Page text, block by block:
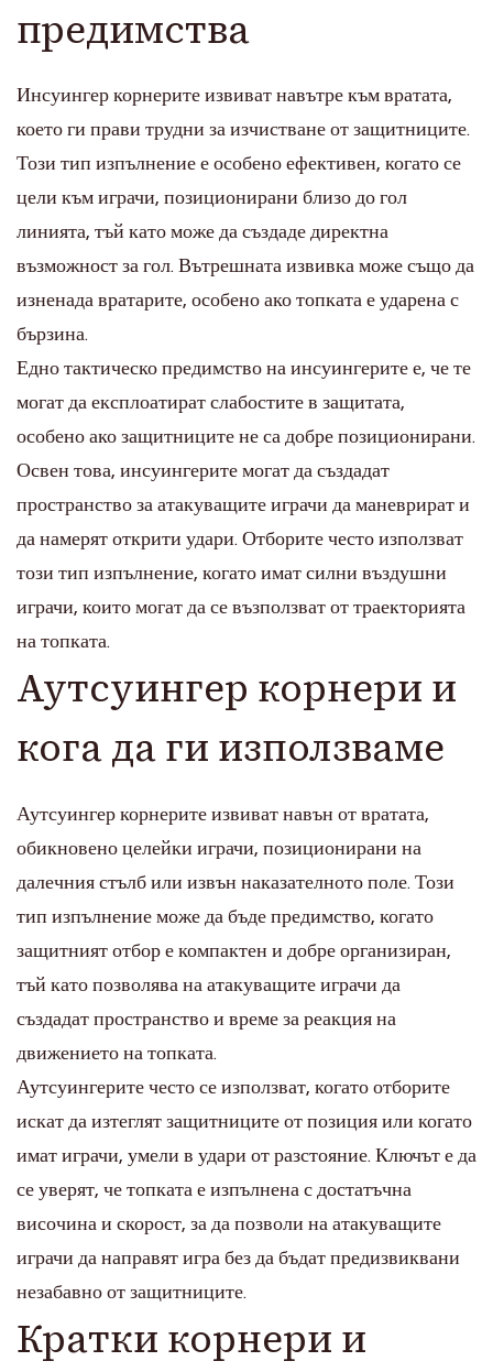
предимства
Инсуингер корнерите извиват навътре към вратата,
което ги прави трудни за изчистване от защитниците.
Този тип изпълнение е особено ефективен, когато се
цели към играчи, позиционирани близо до гол
линията, тъй като може да създаде директна
възможност за гол. Вътрешната извивка може също да
изненада вратарите, особено ако топката е ударена с
бързина.
Едно тактическо предимство на инсуингерите е, че те
могат да експлоатират слабостите в защитата,
особено ако защитниците не са добре позиционирани.
Освен това, инсуингерите могат да създадат
пространство за атакуващите играчи да маневрират и
да намерят открити удари. Отборите често използват
този тип изпълнение, когато имат силни въздушни
играчи, които могат да се възползват от траекторията
на топката.
Аутсуингер корнери и
кога да ги използваме
Аутсуингер корнерите извиват навън от вратата,
обикновено целейки играчи, позиционирани на
далечния стълб или извън наказателното поле. Този
тип изпълнение може да бъде предимство, когато
защитният отбор е компактен и добре организиран,
тъй като позволява на атакуващите играчи да
създадат пространство и време за реакция на
движението на топката.
Аутсуингерите често се използват, когато отборите
искат да изтеглят защитниците от позиция или когато
имат играчи, умели в удари от разстояние. Ключът е да
се уверят, че топката е изпълнена с достатъчна
височина и скорост, за да позволи на атакуващите
играчи да направят игра без да бъдат предизвиквани
незабавно от защитниците.
Кратки корнери и